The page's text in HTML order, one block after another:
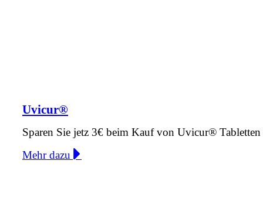
Uvicur®
Sparen Sie jetz 3€ beim Kauf von Uvicur®
Mehr dazu